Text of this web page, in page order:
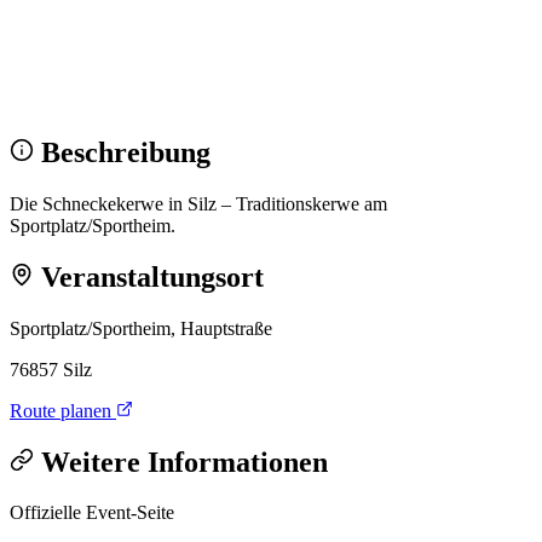
Beschreibung
Die Schneckekerwe in Silz – Traditionskerwe am
Sportplatz/Sportheim.
Veranstaltungsort
Sportplatz/Sportheim, Hauptstraße
76857 Silz
Route planen
Weitere Informationen
Offizielle Event-Seite